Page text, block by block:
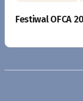
Festiwal OFCA